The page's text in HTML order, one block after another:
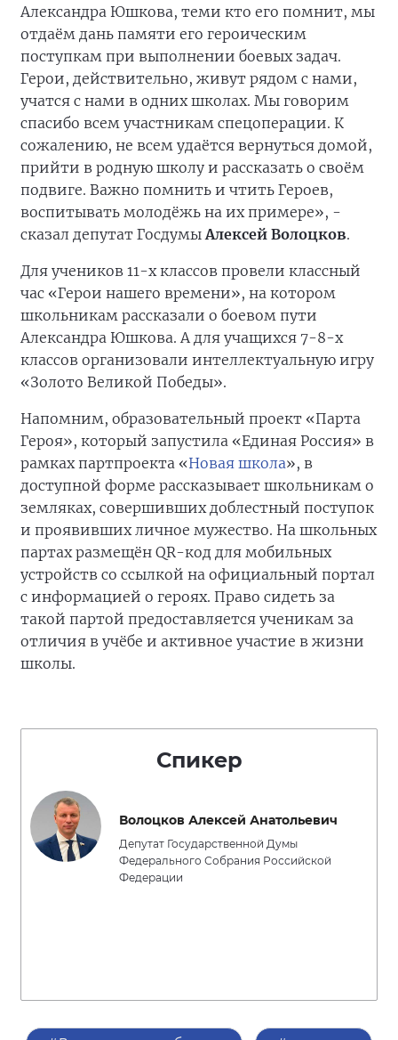
Александра Юшкова, теми кто его помнит, мы
отдаём дань памяти его героическим
поступкам при выполнении боевых задач.
Герои, действительно, живут рядом с нами,
учатся с нами в одних школах. Мы говорим
спасибо всем участникам спецоперации. К
сожалению, не всем удаётся вернуться домой,
прийти в родную школу и рассказать о своём
подвиге. Важно помнить и чтить Героев,
воспитывать молодёжь на их примере», -
сказал депутат Госдумы Алексей Волоцков.
Для учеников 11-х классов провели классный
час «Герои нашего времени», на котором
школьникам рассказали о боевом пути
Александра Юшкова. А для учащихся 7-8-х
классов организовали интеллектуальную игру
«Золото Великой Победы».
Напомним, образовательный проект «Парта
Героя», который запустила «Единая Россия» в
рамках партпроекта «Новая школа», в
доступной форме рассказывает школьникам о
земляках, совершивших доблестный поступок
и проявивших личное мужество. На школьных
партах размещён QR-код для мобильных
устройств со ссылкой на официальный портал
с информацией о героях. Право сидеть за
такой партой предоставляется ученикам за
отличия в учёбе и активное участие в жизни
школы.
Спикер
Волоцков Алексей Анатольевич
Депутат Государственной Думы
Федерального Собрания Российской
Федерации